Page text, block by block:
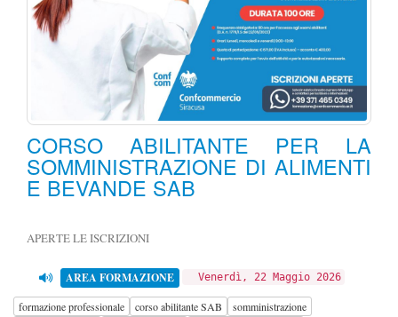
CORSO ABILITANTE PER LA
SOMMINISTRAZIONE DI ALIMENTI
E BEVANDE SAB
APERTE LE ISCRIZIONI
AREA FORMAZIONE Venerdì, 22 Maggio 2026
formazione professionale corso abilitante SAB
somministrazione